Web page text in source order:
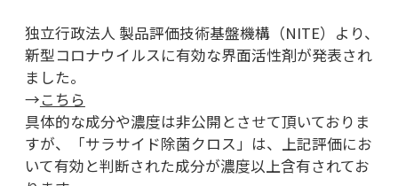
独立行政法人 製品評価技術基盤機構（NITE）より、
新型コロナウイルスに有効な界面活性剤が発表され
ました。
→こちら
具体的な成分や濃度は非公開とさせて頂いておりま
すが、「サラサイド除菌クロス」は、上記評価にお
いて有効と判断された成分が濃度以上含有されてお